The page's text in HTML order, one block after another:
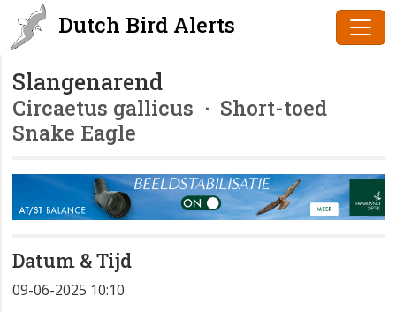
Dutch Bird Alerts
Slangenarend
Circaetus gallicus · Short-toed
Snake Eagle
Datum & Tijd
09-06-2025 10:10